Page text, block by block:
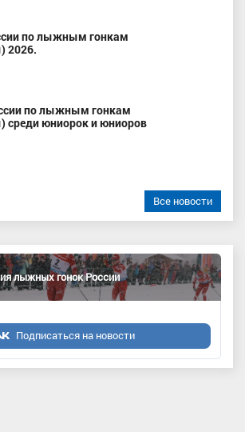
по лыжным гонкам
2026.
по лыжным гонкам
юниорок и юниоров
Все новости
лыжных гонок России
Подписаться на новости